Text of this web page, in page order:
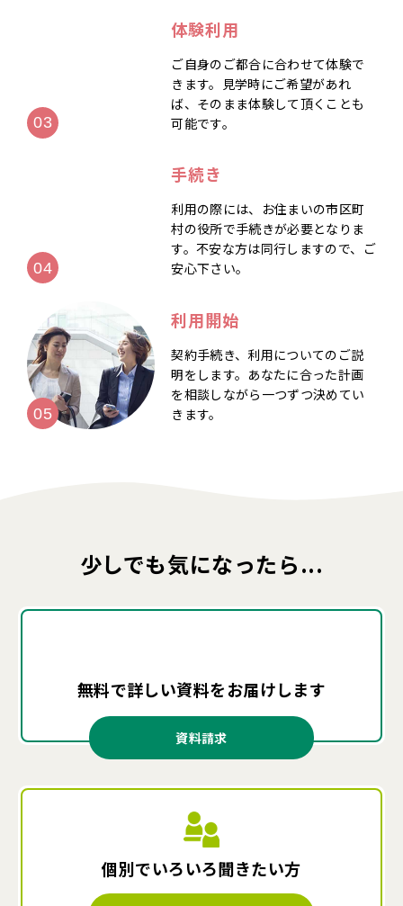
体験利用
ご自身のご都合に合わせて体験で
きます。見学時にご希望があれ
ば、そのまま体験して頂くことも
可能です。
手続き
利用の際には、お住まいの市区町
村の役所で手続きが必要となりま
す。不安な方は同行しますので、ご
安心下さい。
利用開始
契約手続き、利用についてのご説
明をします。あなたに合った計画
を相談しながら一つずつ決めてい
きます。
少しでも気になったら...
無料で詳しい資料をお届けします
資料請求
個別でいろいろ聞きたい方